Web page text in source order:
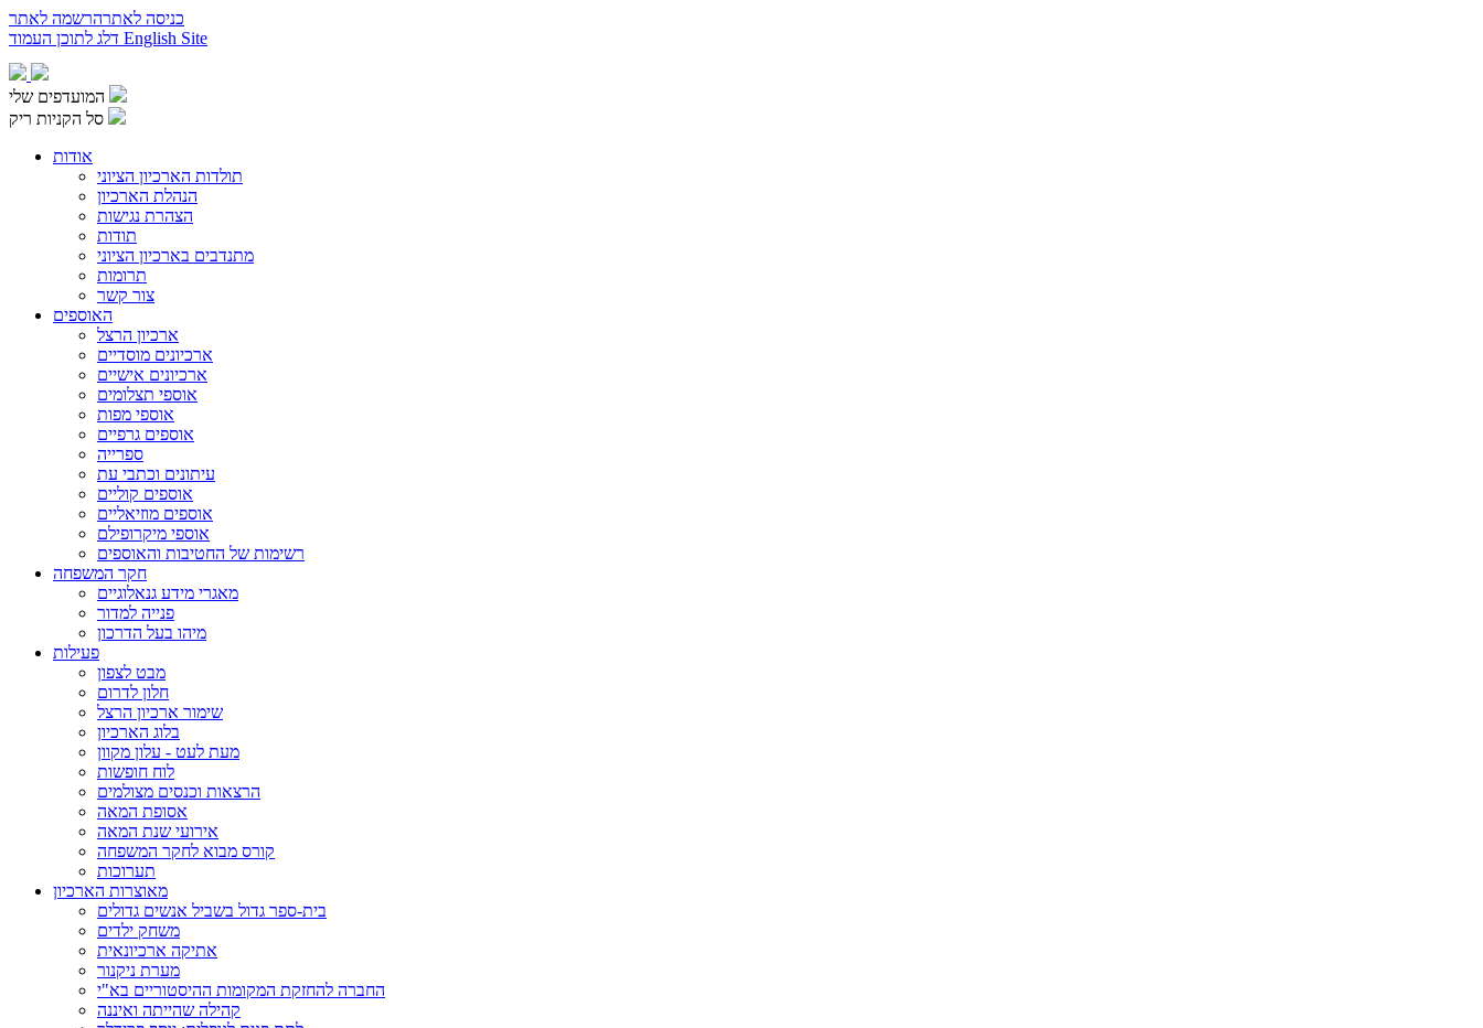
כניסה לאתרהרשמה לאתר
English Site
המועדפים שלי
סל הקניות ריק
אודות
תולדות הארכיון הציוני
הנהלת הארכיון
הצהרת נגישות
תודות
מתנדבים בארכיון הציוני
תרומות
צור קשר
האוספים
ארכיון הרצל
ארכיונים מוסדיים
ארכיונים אישיים
אוספי תצלומים
אוספי מפות
אוספים גרפיים
ספרייה
עיתונים וכתבי עת
אוספים קוליים
אוספים מוזיאליים
אוספי מיקרופילם
רשימות של החטיבות והאוספים
חקר המשפחה
מאגרי מידע גנאלוגיים
פנייה למדור
מיהו בעל הדרכון
פעילות
מבט לצפון
חלון לדרום
שימור ארכיון הרצל
בלוג הארכיון
מעת לעט - עלון מקוון
לוח חופשות
הרצאות וכנסים מצולמים
אסופת המאה
אירועי שנת המאה
קורס מבוא לחקר המשפחה
תערוכות
מאוצרות הארכיון
בית-ספר גדול בשביל אנשים גדולים
משחק ילדים
אתיקה ארכיונאית
מערת ניקנור
החברה להחזקת המקומות ההיסטוריים בא"י
קהילה שהייתה ואיננה